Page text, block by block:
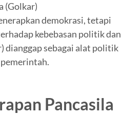
(Golkar)
demokrasi, tetapi
kebebasan politik dan
dianggap sebagai alat politik
Pancasila